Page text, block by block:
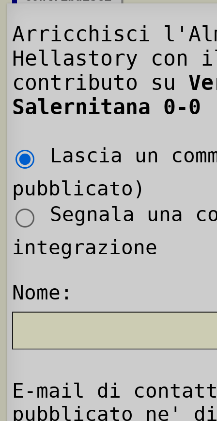
Arricchisci
Hellastory con
contributo su
Salernitana 0-0
Lascia un
pubblicato)
Segnala una
integrazione
Nome:
E-mail di
pubblicato ne'